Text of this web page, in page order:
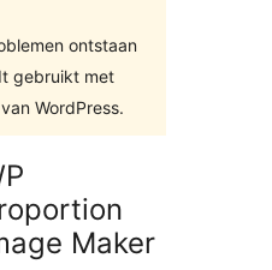
ontstaan
gebruikt met
WordPress.
Maker